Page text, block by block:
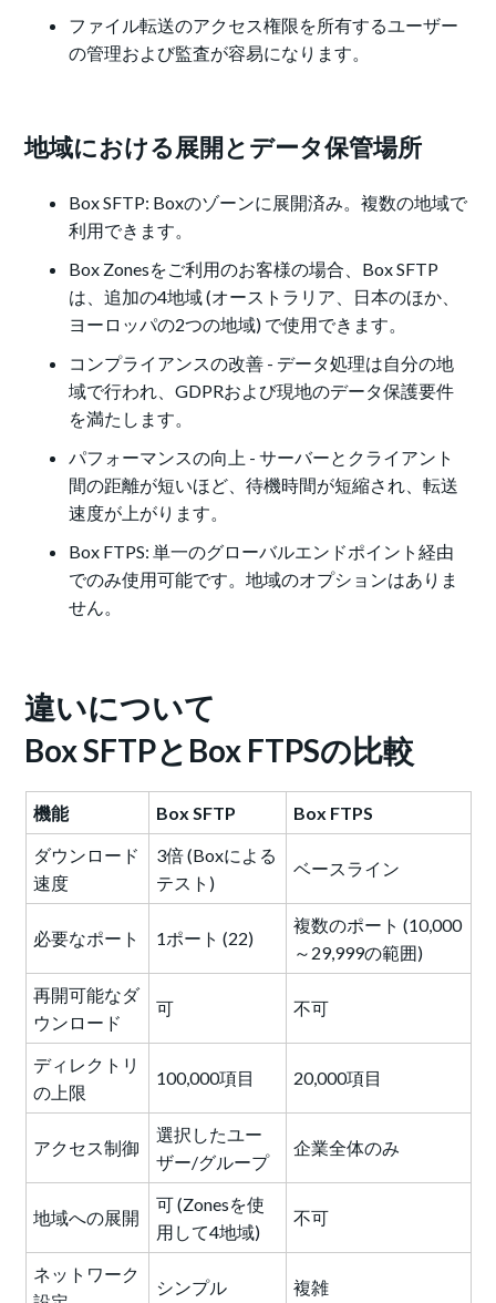
ファイル転送のアクセス権限を所有するユーザー
の管理および監査が容易になります。
地域における展開とデータ保管場所
Box SFTP: Boxのゾーンに展開済み。複数の地域で
利用できます。
Box Zonesをご利用のお客様の場合、Box SFTP
は、追加の4地域 (オーストラリア、日本のほか、
ヨーロッパの2つの地域) で使用できます。
コンプライアンスの改善 - データ処理は自分の地
域で行われ、GDPRおよび現地のデータ保護要件
を満たします。
パフォーマンスの向上 - サーバーとクライアント
間の距離が短いほど、待機時間が短縮され、転送
速度が上がります。
Box FTPS: 単一のグローバルエンドポイント経由
でのみ使用可能です。地域のオプションはありま
せん。
違いについて
Box SFTPとBox FTPSの比較
機能 Box SFTP
Box FTPS
ダウンロード
速度
3倍 (Boxによる
テスト)
ベースライン
必要なポート 1ポート (22)
複数のポート (10,000
～29,999の範囲)
再開可能なダ
ウンロード
可 不可
ディレクトリ
の上限
100,000項目 20,000項目
アクセス制御
選択したユー
ザー/グループ
企業全体のみ
地域への展開
可 (Zonesを使
用して4地域)
不可
ネットワーク
シンプル 複雑